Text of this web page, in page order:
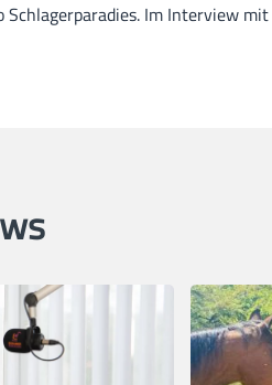
Schlagerparadies. Im Interview mit